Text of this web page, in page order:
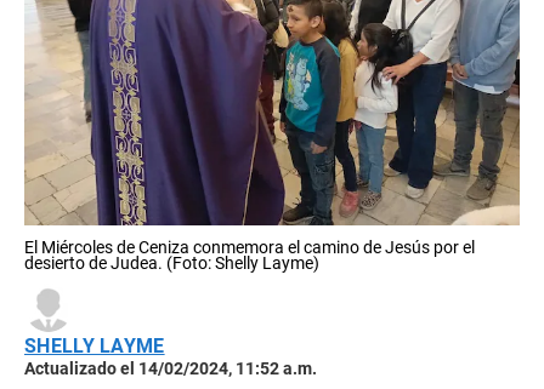
El Miércoles de Ceniza conmemora el camino de Jesús por el
desierto de Judea. (Foto: Shelly Layme)
SHELLY LAYME
Actualizado el 14/02/2024, 11:52 a.m.